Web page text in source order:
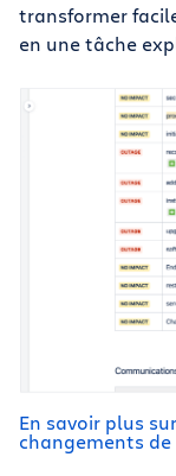
transformer
en une tâche
En savoir plus
changements